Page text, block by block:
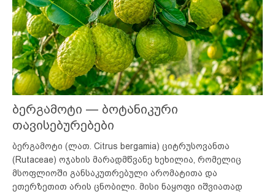
ბერგამოტი — ბოტანიკური
თავისებურებები
ბერგამოტი (ლათ. Citrus bergamia) ციტრუსოვანთა
(Rutaceae) ოჯახის მარადმწვანე ხეხილია, რომელიც
მსოფლიოში განსაკუთრებული არომატითა და
ეთერზეთით არის ცნობილი. მისი ნაყოფი იშვიათად